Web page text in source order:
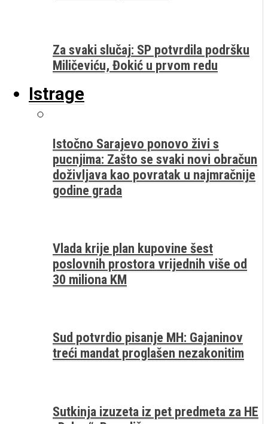
Za svaki slučaj: SP potvrdila podršku
Miličeviću, Đokić u prvom redu
Istrage
Istočno Sarajevo ponovo živi s
pucnjima: Zašto se svaki novi obračun
doživljava kao povratak u najmračnije
godine grada
Vlada krije plan kupovine šest
poslovnih prostora vrijednih više od
30 miliona KM
Sud potvrdio pisanje MH: Gajaninov
treći mandat proglašen nezakonitim
Sutkinja izuzeta iz pet predmeta za HE